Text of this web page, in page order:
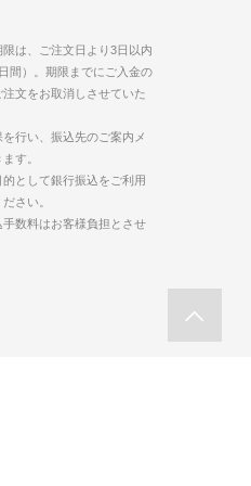
は、ご注文日より3日以内
間）。期限までにご入金の
文をお取消しさせていた
行い、振込先のご案内メ
す。
として銀行振込をご利用
さい。
数料はお客様負担とさせ